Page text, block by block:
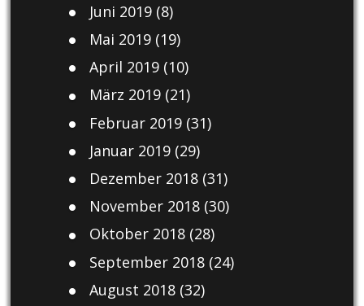
Juni 2019(8)
Mai 2019(19)
April 2019(10)
März 2019(21)
Februar 2019(31)
Januar 2019(29)
Dezember 2018(31)
November 2018(30)
Oktober 2018(28)
September 2018(24)
August 2018(32)